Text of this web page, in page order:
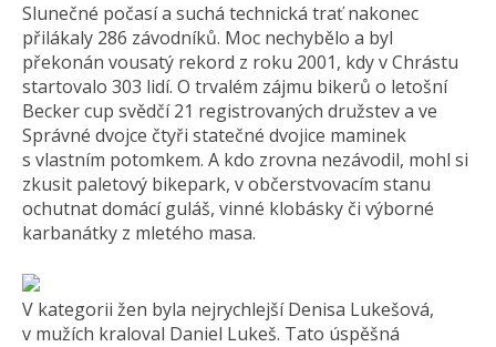
Slunečné počasí a suchá technická trať nakonec
přilákaly 286 závodníků. Moc nechybělo a byl
překonán vousatý rekord z roku 2001, kdy v Chrástu
startovalo 303 lidí. O trvalém zájmu bikerů o letošní
Becker cup svědčí 21 registrovaných družstev a ve
Správné dvojce čtyři statečné dvojice maminek
s vlastním potomkem. A kdo zrovna nezávodil, mohl si
zkusit paletový bikepark, v občerstvovacím stanu
ochutnat domácí guláš, vinné klobásky či výborné
karbanátky z mletého masa.
V kategorii žen byla nejrychlejší Denisa Lukešová,
v mužích kraloval Daniel Lukeš. Tato úspěšná